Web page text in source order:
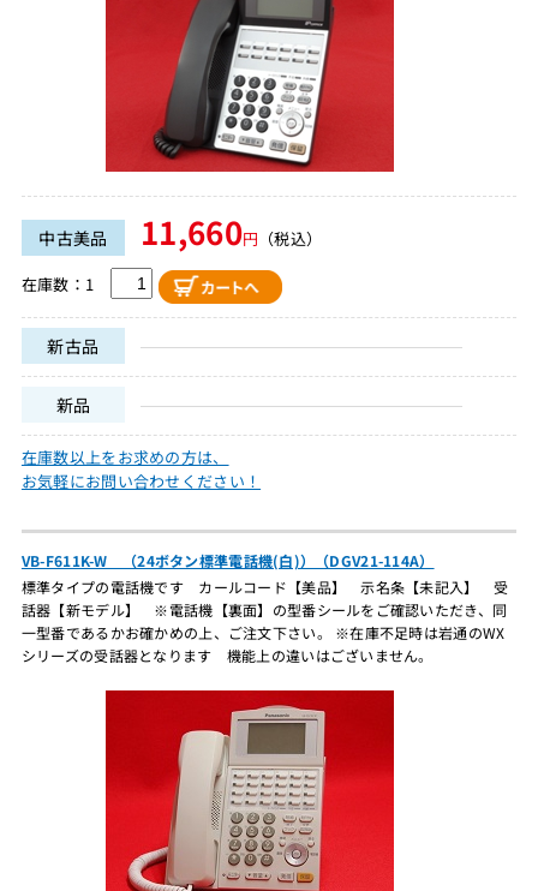
中古美品 11,660円 （税込）
在庫数：1
新古品
新品
在庫数以上をお求めの方は、
お気軽にお問い合わせください！
VB-F611K-W （24ボタン標準電話機(白)）（DGV21-114A）
標準タイプの電話機です カールコード【美品】 示名条【未記入】 受
話器【新モデル】 ※電話機【裏面】の型番シールをご確認いただき、同
一型番であるかお確かめの上、ご注文下さい。 ※在庫不足時は岩通のWX
シリーズの受話器となります 機能上の違いはございません。